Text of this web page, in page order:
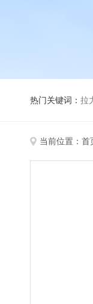
热门关键词： 拉
当前位置： 首